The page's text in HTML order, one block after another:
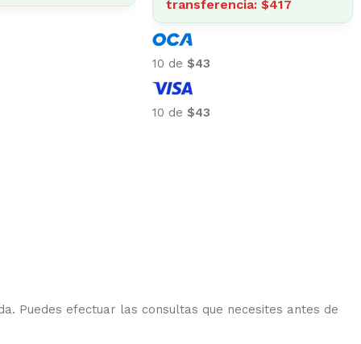
$1.934
transferencia: $410
10 de
10 de
Puedes efectuar las consultas que necesites antes de